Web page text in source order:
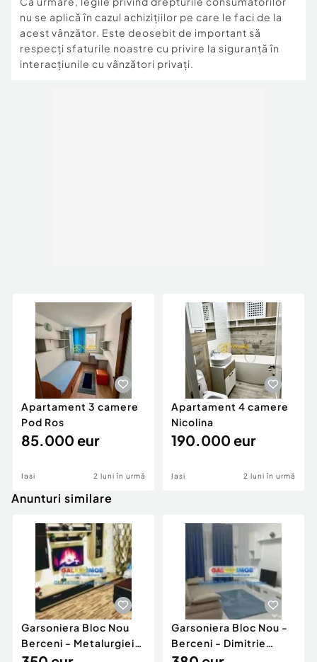
nu se aplică în cazul achizițiilor pe care le faci de la
acest vânzător. Este deosebit de important să
respecți sfaturile noastre cu privire la siguranță în
interacțiunile cu vânzători privați.
Apartament 3 camere
Pod Ros
85.000 eur
Iasi 2 luni în urmă
Apartament 4 camere
Nicolina
190.000 eur
Iasi 2 luni în urmă
Anunturi similare
Garsoniera Bloc Nou
Berceni - Metalurgiei
Park - Postalionul
Garsoniera Bloc Nou -
Berceni - Dimitrie
Leonida